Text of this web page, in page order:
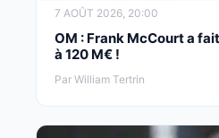
7 AOÛT 2026, 20:00
OM : Frank McCourt a
à 120 M€ !
Par William Tertrin